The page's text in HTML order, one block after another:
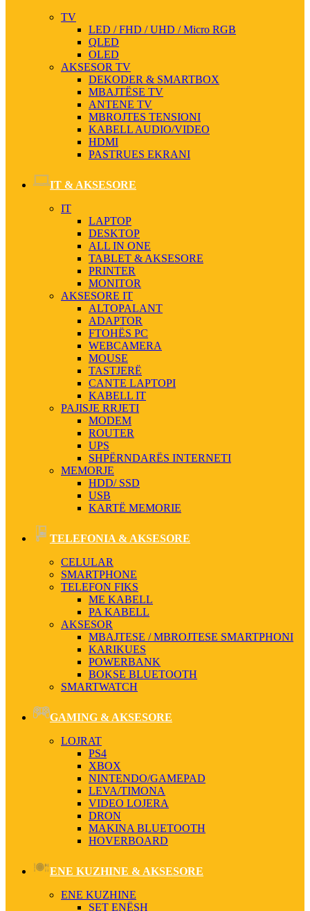
TV
LED / FHD / UHD / Micro RGB
QLED
OLED
AKSESOR TV
DEKODER & SMARTBOX
MBAJTËSE TV
ANTENE TV
MBROJTES TENSIONI
KABELL AUDIO/VIDEO
HDMI
PASTRUES EKRANI
IT & AKSESORE
IT
LAPTOP
DESKTOP
ALL IN ONE
TABLET & AKSESORE
PRINTER
MONITOR
AKSESORE IT
ALTOPALANT
ADAPTOR
FTOHËS PC
WEBCAMERA
MOUSE
TASTJERË
CANTE LAPTOPI
KABELL IT
PAJISJE RRJETI
MODEM
ROUTER
UPS
SHPËRNDARËS INTERNETI
MEMORJE
HDD/ SSD
USB
KARTË MEMORIE
TELEFONIA & AKSESORE
CELULAR
SMARTPHONE
TELEFON FIKS
ME KABELL
PA KABELL
AKSESOR
MBAJTESE / MBROJTESE SMARTPHONI
KARIKUES
POWERBANK
BOKSE BLUETOOTH
SMARTWATCH
GAMING & AKSESORE
LOJRAT
PS4
XBOX
NINTENDO/GAMEPAD
LEVA/TIMONA
VIDEO LOJERA
DRON
MAKINA BLUETOOTH
HOVERBOARD
ENE KUZHINE & AKSESORE
ENE KUZHINE
SET ENËSH